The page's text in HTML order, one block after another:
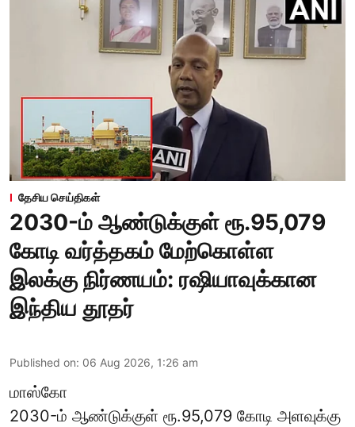
தேசிய செய்திகள்
2030-ம் ஆண்டுக்குள் ரூ.95,079
கோடி வர்த்தகம் மேற்கொள்ள
இலக்கு நிர்ணயம்: ரஷியாவுக்கான
இந்திய தூதர்
Published on: 06 Aug 2026, 1:26 am
மாஸ்கோ
2030-ம் ஆண்டுக்குள் ரூ.95,079 கோடி அளவுக்கு